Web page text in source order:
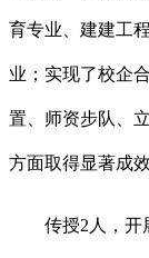
育专业、建建工
业；实现了校企
置、师资步队、
方面取得显著成效
传授2人，开展